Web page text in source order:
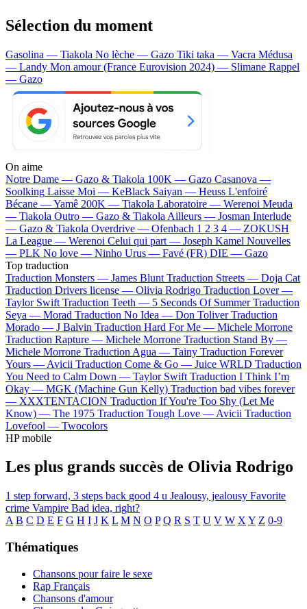
Sélection du moment
Gasolina — Tiakola No lèche — Gazo Tiki taka — Vacra Médusa
— Landy Mon amour (France Eurovision 2024) — Slimane Rappel
— Gazo
On aime
Notre Dame — Gazo & Tiakola 100K — Gazo Casanova —
Soolking Laisse Moi — KeBlack Saiyan — Heuss L'enfoiré
Bécane —Yamê 200K — Tiakola Laboratoire — Werenoi Meuda
— Tiakola Outro — Gazo & Tiakola Ailleurs — Josman Interlude
— Gazo & Tiakola Overdrive — Ofenbach 1 2 3 4 — ZOKUSH
La League — Werenoi Celui qui part — Joseph Kamel Nouvelles
— PLK No love — Ninho Urus — Favé (FR) DIE — Gazo
Top traduction
Traduction Monsters — James Blunt Traduction Streets — Doja Cat
Traduction Drivers license — Olivia Rodrigo Traduction Lover —
Taylor Swift Traduction Teeth — 5 Seconds Of Summer Traduction
Seya — Morad Traduction No Idea — Don Toliver Traduction
Morado — J Balvin Traduction Hard For Me — Michele Morrone
Traduction Rapture — Michele Morrone Traduction Stand By —
Michele Morrone Traduction Agua — Tainy Traduction Forever
Yours — Avicii Traduction Come & Go — Juice WRLD Traduction
You Need to Calm Down — Taylor Swift Traduction I Think I’m
Okay — MGK (Machine Gun Kelly) Traduction bad vibes forever
— XXXTENTACION Traduction If You're Too Shy (Let Me
Know) — The 1975 Traduction Tough Love — Avicii Traduction
Lovefool — Twocolors
HP mobile
Les plus grands succès de Olivia Rodrigo
1 step forward, 3 steps back good 4 u Jealousy, jealousy Favorite
crime Vampire Bad idea, right?
A B C D E F G H I J K L M N O P Q R S T U V W X Y Z 0-9
Thématiques
Chansons pour faire le sexe
Rap Français
Chansons d'amour